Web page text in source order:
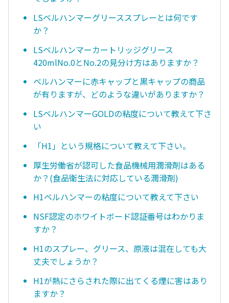
LSベルハンマーグリーススプレーとは何です
か？
LSベルハンマーカートリッジグリース
420mlNo.0とNo.2の見分け方はありますか？
ベルハンマーに赤キャップと黒キャップの商品
が有りますが、どのような違いがありますか？
LSベルハンマーGOLDの粘度について教えて下さ
い
「H1」という規格について教えて下さい。
厚生労働省が認可した食品機械用潤滑剤はある
か？(食品衛生法に対応している潤滑剤)
H1ベルハンマーの粘度について教えて下さい
NSF認定のホワイトボード認証番号はわかりま
すか？
H1のスプレー、グリース、原液は混在しても大
丈夫でしょうか？
H1が熱にさらされた際に出てくる煙に害はあり
ますか？